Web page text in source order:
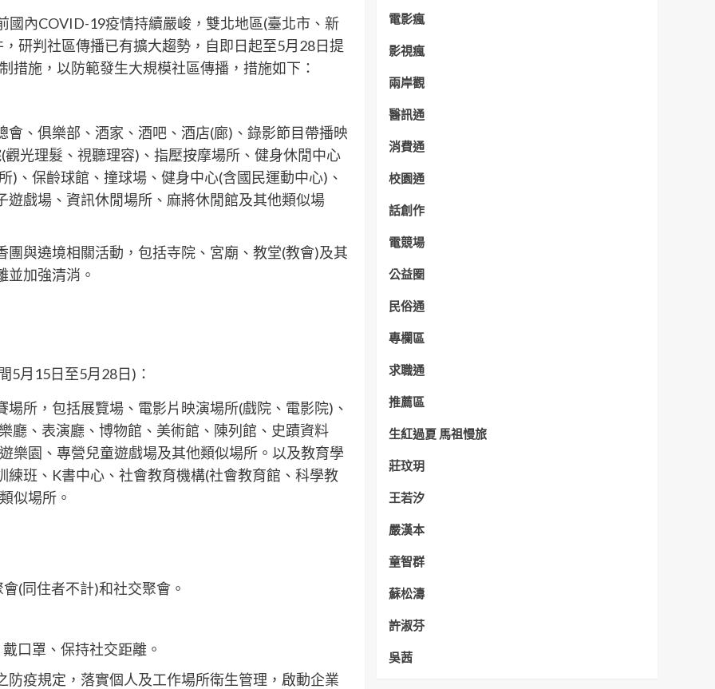
內COVID-19疫情持續嚴峻，雙北地區(臺北市、新
研判社區傳播已有擴大趨勢，自即日起至5月28日提
措施，以防範發生大規模社區傳播，措施如下：
、俱樂部、酒家、酒吧、酒店(廊)、錄影節目帶播映
光理髮、視聽理容)、指壓按摩場所、健身休閒中心
)、保齡球館、撞球場、健身中心(含國民運動中心)、
戲場、資訊休閒場所、麻將休閒館及其他類似場
與遶境相關活動，包括寺院、宮廟、教堂(教會)及其
並加強清消。
5月15日至5月28日)：
所，包括展覽場、電影片映演場所(戲院、電影院)、
廳、表演廳、博物館、美術館、陳列館、史蹟資料
樂園、專營兒童遊戲場及其他類似場所。以及教育學
班、K書中心、社會教育機構(社會教育館、科學教
似場所。
(同住者不計)和社交聚會。
口罩、保持社交距離。
疫規定，落實個人及工作場所衛生管理，啟動企業
電影瘋
影視瘋
兩岸觀
醫訊通
消費通
校園通
話創作
電競場
公益圈
民俗通
專欄區
求職通
推薦區
生紅過夏 馬祖慢旅
莊玟玥
王若汐
嚴漢本
童智群
蘇松濤
許淑芬
吳茜